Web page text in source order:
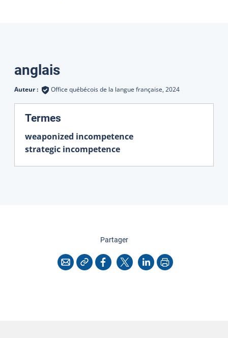
Traductions
anglais
Auteur : Office québécois de la langue française, 2024
Termes
weaponized incompetence
strategic incompetence
Partagercette page
CourrielCopier l'adresse
Facebook
X LinkedInImprimer